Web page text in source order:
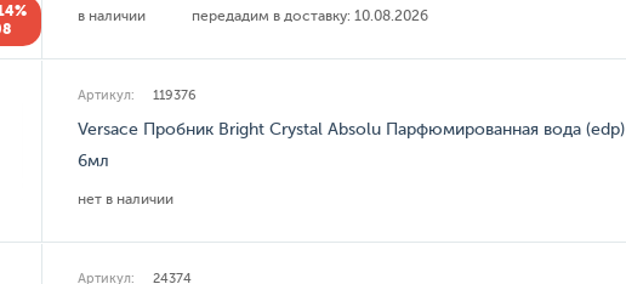
в наличии передадим в доставку: 10.08.2026
Артикул: 119376
Versace Пробник Bright Crystal Absolu Парфюмированная вода (edp)
6мл
нет в наличии
Артикул: 24374